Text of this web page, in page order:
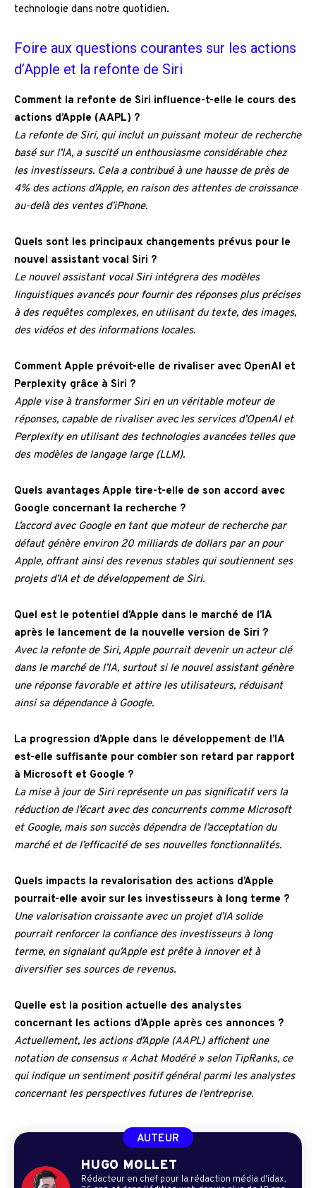
technologie dans notre quotidien.
Foire aux questions courantes sur les actions
d’Apple et la refonte de Siri
Comment la refonte de Siri influence-t-elle le cours des
actions d’Apple (AAPL) ?
La refonte de Siri, qui inclut un puissant moteur de recherche
basé sur l’IA, a suscité un enthousiasme considérable chez
les investisseurs. Cela a contribué à une hausse de près de
4% des actions d’Apple, en raison des attentes de croissance
au-delà des ventes d’iPhone.
Quels sont les principaux changements prévus pour le
nouvel assistant vocal Siri ?
Le nouvel assistant vocal Siri intégrera des modèles
linguistiques avancés pour fournir des réponses plus précises
à des requêtes complexes, en utilisant du texte, des images,
des vidéos et des informations locales.
Comment Apple prévoit-elle de rivaliser avec OpenAI et
Perplexity grâce à Siri ?
Apple vise à transformer Siri en un véritable moteur de
réponses, capable de rivaliser avec les services d’OpenAI et
Perplexity en utilisant des technologies avancées telles que
des modèles de langage large (LLM).
Quels avantages Apple tire-t-elle de son accord avec
Google concernant la recherche ?
L’accord avec Google en tant que moteur de recherche par
défaut génère environ 20 milliards de dollars par an pour
Apple, offrant ainsi des revenus stables qui soutiennent ses
projets d’IA et de développement de Siri.
Quel est le potentiel d’Apple dans le marché de l’IA
après le lancement de la nouvelle version de Siri ?
Avec la refonte de Siri, Apple pourrait devenir un acteur clé
dans le marché de l’IA, surtout si le nouvel assistant génère
une réponse favorable et attire les utilisateurs, réduisant
ainsi sa dépendance à Google.
La progression d’Apple dans le développement de l’IA
est-elle suffisante pour combler son retard par rapport
à Microsoft et Google ?
La mise à jour de Siri représente un pas significatif vers la
réduction de l’écart avec des concurrents comme Microsoft
et Google, mais son succès dépendra de l’acceptation du
marché et de l’efficacité de ses nouvelles fonctionnalités.
Quels impacts la revalorisation des actions d’Apple
pourrait-elle avoir sur les investisseurs à long terme ?
Une valorisation croissante avec un projet d’IA solide
pourrait renforcer la confiance des investisseurs à long
terme, en signalant qu’Apple est prête à innover et à
diversifier ses sources de revenus.
Quelle est la position actuelle des analystes
concernant les actions d’Apple après ces annonces ?
Actuellement, les actions d’Apple (AAPL) affichent une
notation de consensus « Achat Modéré » selon TipRanks, ce
qui indique un sentiment positif général parmi les analystes
concernant les perspectives futures de l’entreprise.
AUTEUR
HUGO MOLLET
Rédacteur en chef pour la rédaction média d'idax,